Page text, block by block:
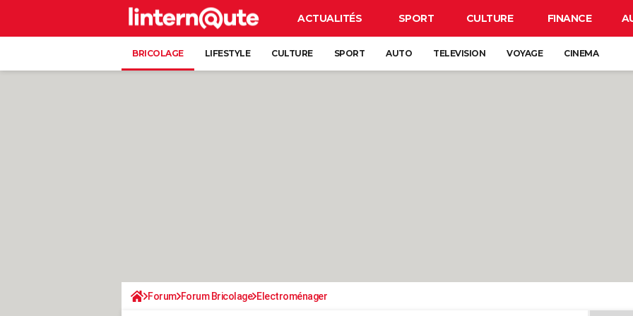
ACTUALITÉS SPORT CULTURE FINANCE
BRICOLAGE LIFESTYLE CULTURE SPORT AUTO TELEVISION VOYAGE CINEMA
Forum Forum Bricolage Electroménager